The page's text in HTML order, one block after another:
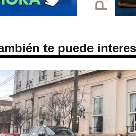
te puede